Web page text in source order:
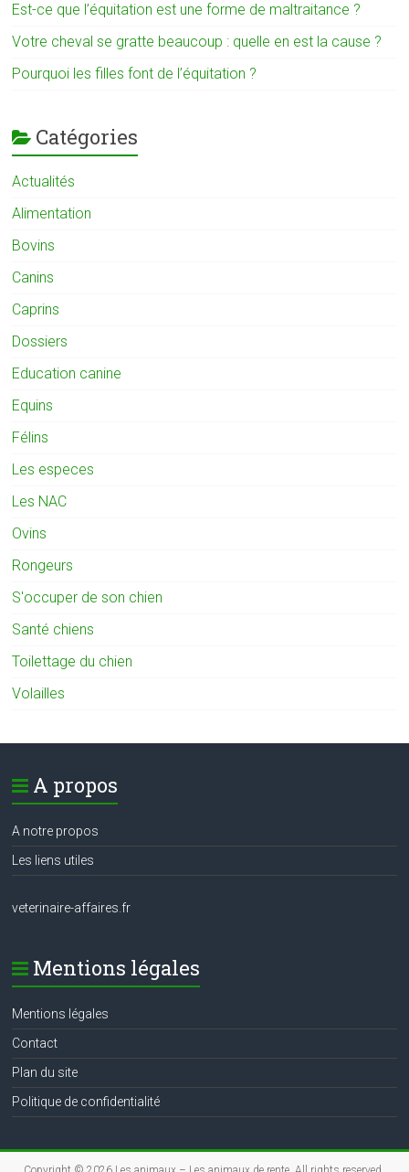
Est-ce que l’équitation est une forme de maltraitance ?
Votre cheval se gratte beaucoup : quelle en est la cause ?
Pourquoi les filles font de l’équitation ?
Catégories
Actualités
Alimentation
Bovins
Canins
Caprins
Dossiers
Education canine
Equins
Félins
Les especes
Les NAC
Ovins
Rongeurs
S'occuper de son chien
Santé chiens
Toilettage du chien
Volailles
A propos
A notre propos
Les liens utiles
veterinaire-affaires.fr
Mentions légales
Mentions légales
Contact
Plan du site
Politique de confidentialité